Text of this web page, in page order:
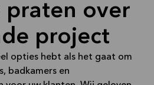
in Cruquius-Hoofddorp.
dan kan u ons bereiken
praten over
project
opties hebt als het gaat om
badkamers en